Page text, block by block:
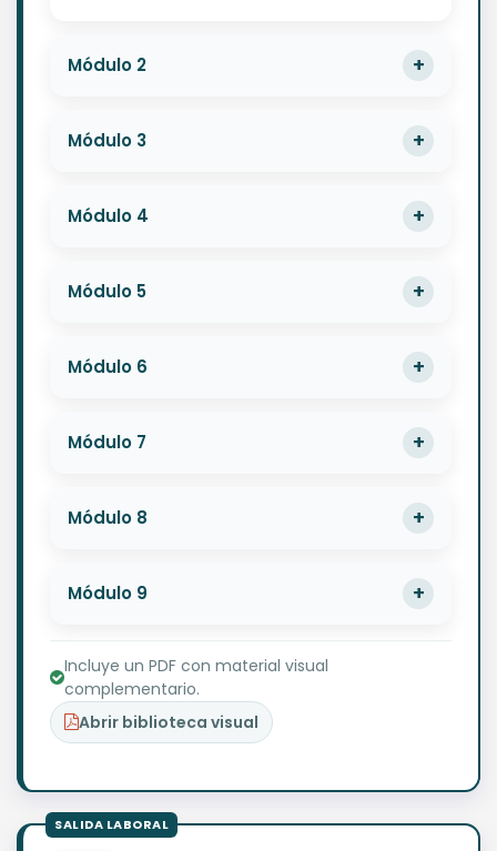
Módulo 2
Módulo 3
Módulo 4
Módulo 5
Módulo 6
Módulo 7
Módulo 8
Módulo 9
Incluye un PDF con material visual
complementario.
Abrir biblioteca visual